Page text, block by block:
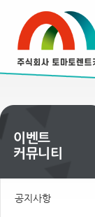
공지사항